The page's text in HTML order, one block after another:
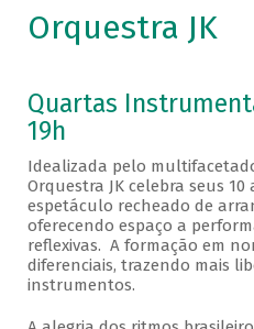
Orquestra JK
Quartas
19h
Idealizada pelo
Orquestra JK celebra seus
espetáculo recheado de
oferecendo espaço a
reflexivas. A formação em
diferenciais, trazendo mais
instrumentos.